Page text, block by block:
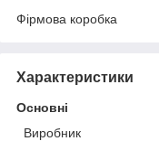
Фірмова коробка
Характеристики
Основні
Виробник